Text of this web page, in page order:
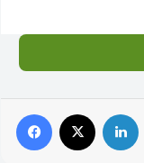
Facebook